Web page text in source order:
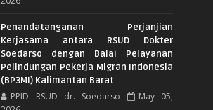
Penandatanganan Perjanjian
Kerjasama antara RSUD Dokter
Soedarso dengan Balai Pelayanan
Pelindungan Pekerja Migran Indonesia
(BP3MI) Kalimantan Barat
PPID RSUD dr. Soedarso
May 05,